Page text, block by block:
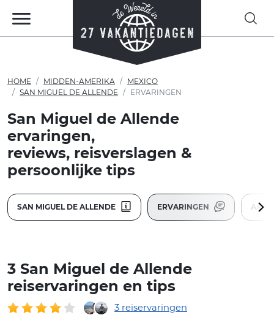
HOME MIDDEN-AMERIKA
MEXICO
SAN MIGUEL DE ALLENDE
ERVARINGEN
San Miguel de Allende
ervaringen,
reviews, reisverslagen &
persoonlijke tips
SAN MIGUEL DE ALLENDE ERVARINGEN
3 San Miguel de Allende
reiservaringen en tips
3 reiservaringen